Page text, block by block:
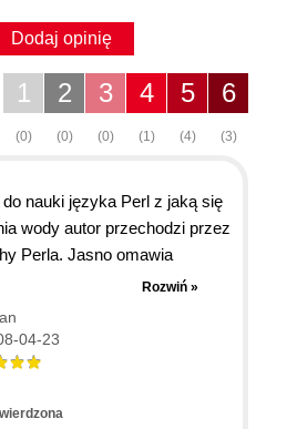
Dodaj opinię
6
(3)
5
(4)
4
(1)
3
(0)
2
(0)
1
(0)
nauki języka Perl z jaką się
wody autor przechodzi przez
Perla. Jasno omawia
właściwości języka,
konstrukcji zmienne i opcje
programów w Perlu. Gdybym
Perla jeszcze raz nie
Rozwiń »
04-23